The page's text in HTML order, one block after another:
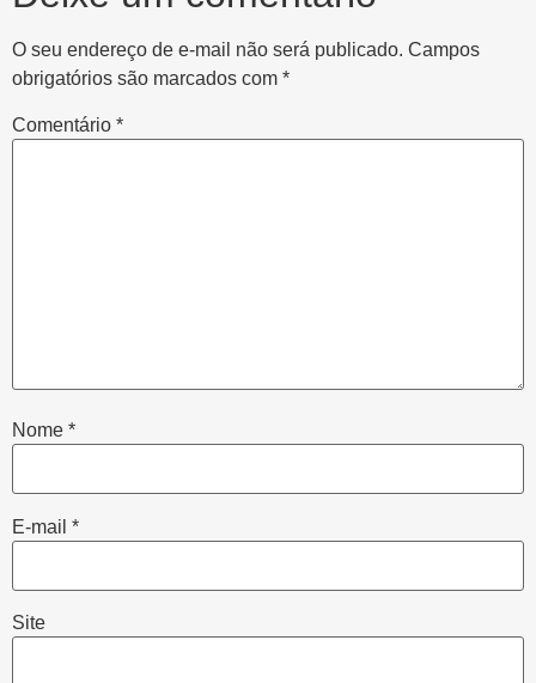
O seu endereço de e-mail não será publicado. Campos
obrigatórios são marcados com *
Comentário *
Nome *
E-mail *
Site